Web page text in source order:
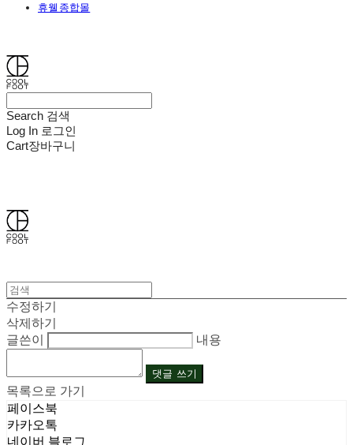
휴웰종합몰
Search 검색
Log In 로그인
Cart장바구니
수정하기
삭제하기
글쓴이
내용
댓글 쓰기
목록으로 가기
페이스북
카카오톡
네이버 블로그